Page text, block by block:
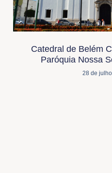
Catedral de Belém
Paróquia Nossa
28 de